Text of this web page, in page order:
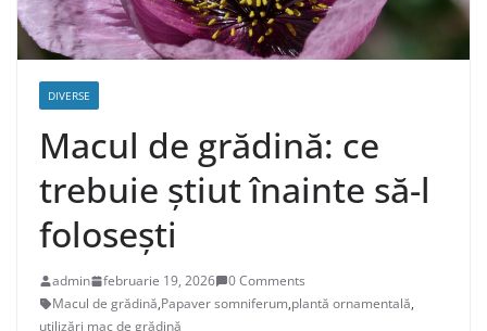
DIVERSE
Macul de grădină: ce
trebuie știut înainte să-l
folosești
admin februarie 19, 2026
0 Comments
Macul de grădină,Papaver somniferum,plantă ornamentală,
utilizări mac de grădină